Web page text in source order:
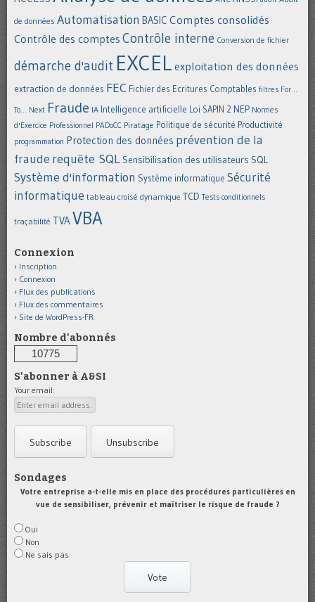
de données Automatisation BASIC Comptes consolidés
Contrôle des comptes Contrôle interne Conversion de fichier
démarche d'audit EXCEL exploitation des données
extraction de données FEC Fichier des Ecritures Comptables filtres For...
To... Next Fraude IA Intelligence artificielle Loi SAPIN 2 NEP Normes
d'Exercice Professionnel PADoCC Piratage Politique de sécurité Productivité
programmation Protection des données prévention de la
fraude requête SQL Sensibilisation des utilisateurs SQL
Système d'information Système informatique Sécurité
informatique tableau croisé dynamique TCD Tests conditionnels
traçabilité TVAVBA
Connexion
Inscription
Connexion
Flux des publications
Flux des commentaires
Site de WordPress-FR
Nombre d'abonnés
10775
S'abonner à A&SI
Your email:
Sondages
Votre entreprise a-t-elle mis en place des procédures particulières en
vue de sensibiliser, prévenir et maîtriser le risque de fraude ?
Oui
Non
Ne sais pas